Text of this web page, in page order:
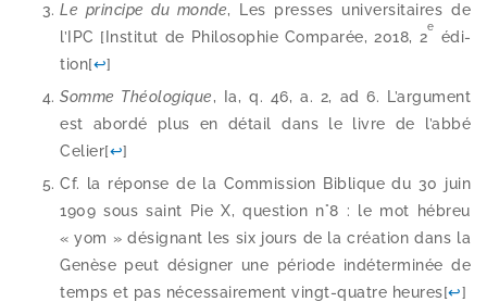
Le prin­cipe du monde, Les presses uni­ver­si­taires de
l’IPC [Institut de Philosophie Comparée, 2018, 2
e
édi­
tion[↩]
Somme Théologique, Ia, q. 46, a. 2, ad 6. L’argument
est abor­dé plus en détail dans le livre de l’ab­bé
Celier[↩]
Cf. la réponse de la Commission Biblique du 30 juin
1909 sous saint Pie X, ques­tion n°8 : le mot hébreu
« yom » dési­gnant les six jours de la créa­tion dans la
Genèse peut dési­gner une période indé­ter­mi­née de
temps et pas néces­sai­re­ment vingt-​quatre heures[↩]